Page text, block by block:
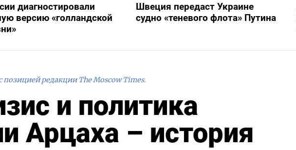
диагностировали
версию «голландской
Швеция передаст Украине
судно «теневого флота» Путина
редакции The Moscow Times.
и политика
Арцаха – история